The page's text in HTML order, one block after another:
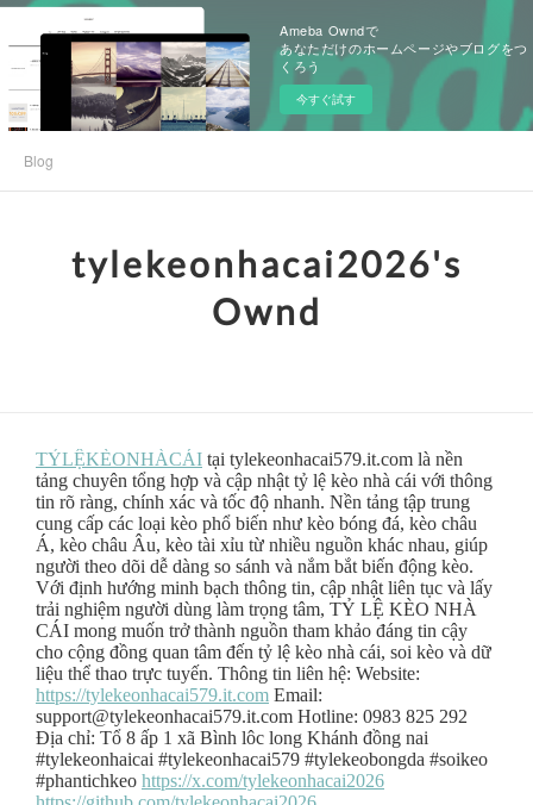
Ameba Owndで
あなただけのホームページやブログをつ
くろう
今すぐ試す
Blog
tylekeonhacai2026's
Ownd